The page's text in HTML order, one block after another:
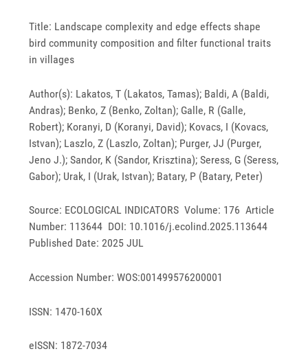
Title: Landscape complexity and edge effects shape
bird community composition and filter functional traits
in villages
Author(s): Lakatos, T (Lakatos, Tamas); Baldi, A (Baldi,
Andras); Benko, Z (Benko, Zoltan); Galle, R (Galle,
Robert); Koranyi, D (Koranyi, David); Kovacs, I (Kovacs,
Istvan); Laszlo, Z (Laszlo, Zoltan); Purger, JJ (Purger,
Jeno J.); Sandor, K (Sandor, Krisztina); Seress, G (Seress,
Gabor); Urak, I (Urak, Istvan); Batary, P (Batary, Peter)
Source: ECOLOGICAL INDICATORS Volume: 176 Article
Number: 113644 DOI: 10.1016/j.ecolind.2025.113644
Published Date: 2025 JUL
Accession Number: WOS:001499576200001
ISSN: 1470-160X
eISSN: 1872-7034